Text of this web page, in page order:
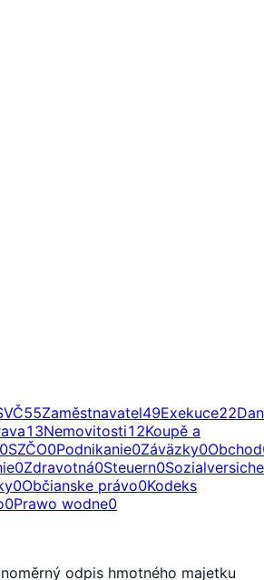
55Zaměstnavatel49Exekuce22
13Nemovitosti12Koupě a
0SZČO0Podnikanie0Záväzky0Obchod
0Zdravotná0Steuern0
0Občianske právo0Kodeks
0Prawo wodne0
odpis hmotného majetku